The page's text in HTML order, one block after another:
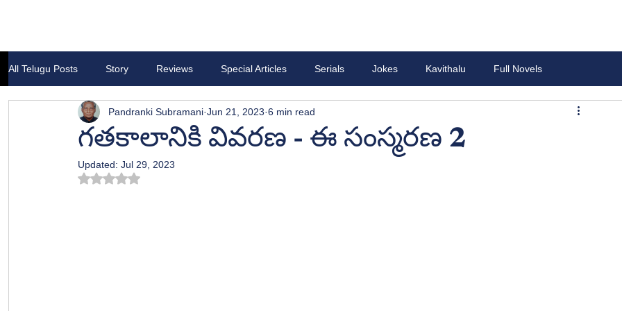
All Telugu Posts Story Reviews Special Articles Serials Jokes Kavithalu Full Novels
గతకాలానికి వివరణ - ఈ సంస్మరణ 2
Pandranki Subramani Jun 21, 2023 6 min read
Updated: Jul 29, 2023
Rated NaN out of 5 stars.